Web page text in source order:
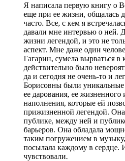
Я написала первую книгу о
еще при ее жизни, общалась
часто. Все, с кем я
давали мне интервью о ней.
жизни легендой, и это не
аспект. Мне даже один
Гагарин, сумела вырваться в
действительно было
да и сегодня не очень-то и
Борисовны были уникальные
ее дарования, ее жизненного
наполнения, которые ей
прижизненной легендой. Она
публике, между ней и
барьеров. Она обладала
таким погружением в
посылала каждому в сердце.
чувствовали.